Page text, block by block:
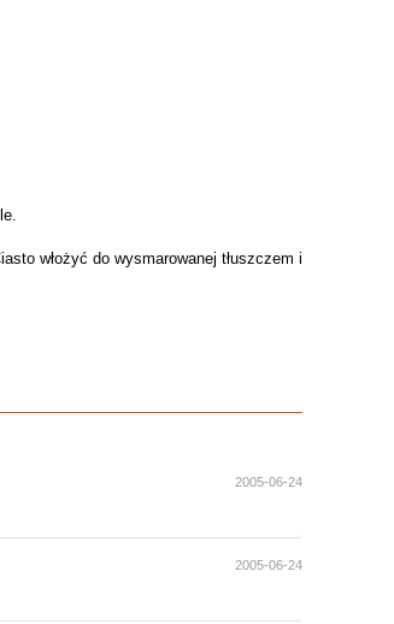
włożyć do wysmarowanej tłuszczem i
2005-06-24
2005-06-24